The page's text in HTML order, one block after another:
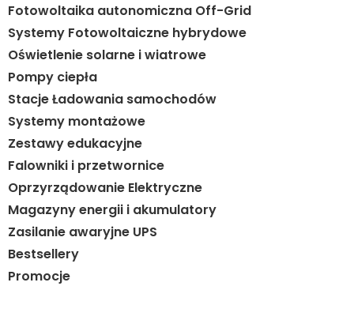
Fotowoltaika autonomiczna Off-Grid
Systemy Fotowoltaiczne hybrydowe
Oświetlenie solarne i wiatrowe
Pompy ciepła
Stacje Ładowania samochodów
Systemy montażowe
Zestawy edukacyjne
Falowniki i przetwornice
Oprzyrządowanie Elektryczne
Magazyny energii i akumulatory
Zasilanie awaryjne UPS
Bestsellery
Promocje